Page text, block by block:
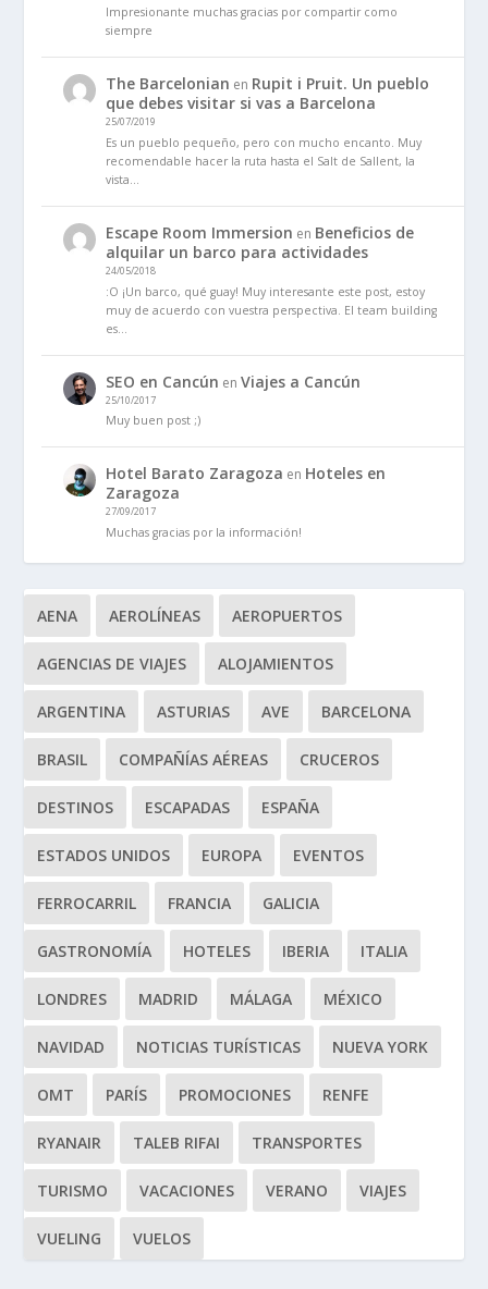
Impresionante muchas gracias por compartir como
siempre
The Barcelonian en Rupit i Pruit. Un pueblo
que debes visitar si vas a Barcelona
25/07/2019
Es un pueblo pequeño, pero con mucho encanto. Muy
recomendable hacer la ruta hasta el Salt de Sallent, la
vista…
Escape Room Immersion en Beneficios de
alquilar un barco para actividades
24/05/2018
:O ¡Un barco, qué guay! Muy interesante este post, estoy
muy de acuerdo con vuestra perspectiva. El team building
es…
SEO en Cancún enViajes a Cancún
25/10/2017
Muy buen post ;)
Hotel Barato Zaragoza en Hoteles en
Zaragoza
27/09/2017
Muchas gracias por la información!
AENA AEROLÍNEAS AEROPUERTOS
AGENCIAS DE VIAJES ALOJAMIENTOS
ARGENTINA ASTURIAS AVE BARCELONA
BRASIL COMPAÑÍAS AÉREAS CRUCEROS
DESTINOS ESCAPADAS ESPAÑA
ESTADOS UNIDOS EUROPA EVENTOS
FERROCARRIL FRANCIA GALICIA
GASTRONOMÍA HOTELES IBERIA ITALIA
LONDRES MADRID MÁLAGA MÉXICO
NAVIDAD NOTICIAS TURÍSTICAS NUEVA YORK
OMT PARÍS PROMOCIONES RENFE
RYANAIR TALEB RIFAI TRANSPORTES
TURISMO VACACIONES VERANO VIAJES
VUELING VUELOS